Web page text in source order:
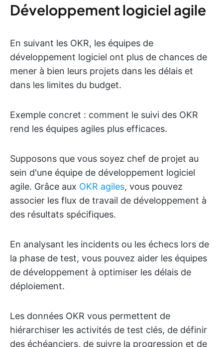
Développement logiciel agile
En suivant les OKR, les équipes de
développement logiciel ont plus de chances de
mener à bien leurs projets dans les délais et
dans les limites du budget.
Exemple concret : comment le suivi des OKR
rend les équipes agiles plus efficaces.
Supposons que vous soyez chef de projet au
sein d'une équipe de développement logiciel
agile. Grâce aux OKR agiles, vous pouvez
associer les flux de travail de développement à
des résultats spécifiques.
En analysant les incidents ou les échecs lors de
la phase de test, vous pouvez aider les équipes
de développement à optimiser les délais de
déploiement.
Les données OKR vous permettent de
hiérarchiser les activités de test clés, de définir
des échéanciers, de suivre la progression et de